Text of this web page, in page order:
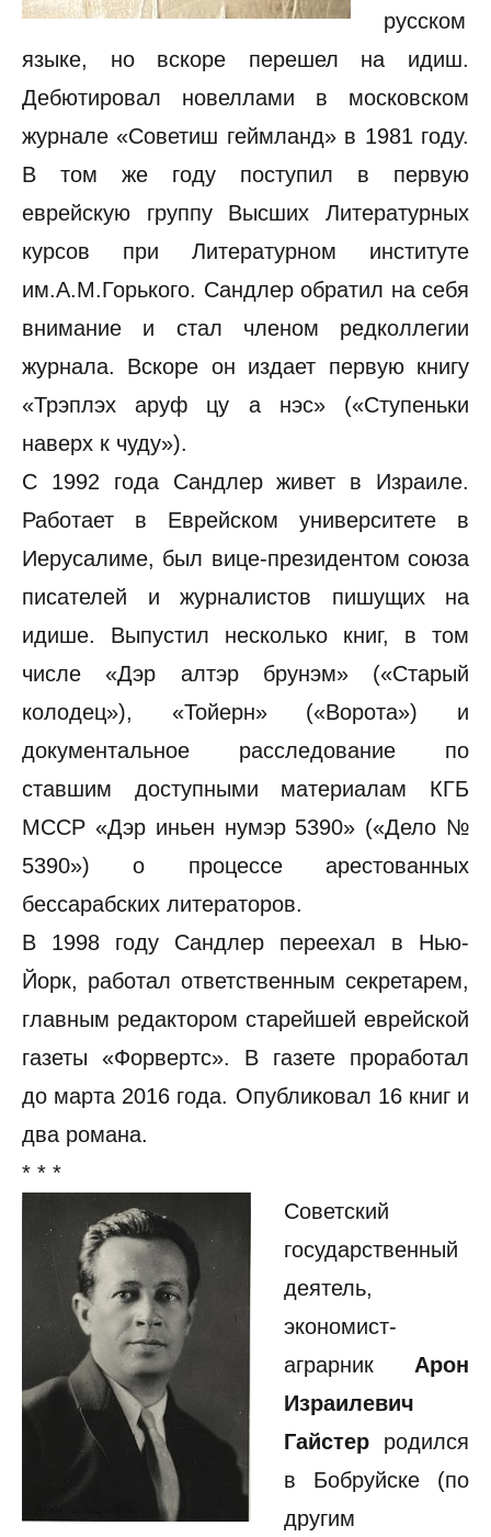
русском
языке, но вскоре перешел на идиш.
Дебютировал новеллами в московском
журнале «Советиш геймланд» в 1981 году.
В том же году поступил в первую
еврейскую группу Высших Литературных
курсов при Литературном институте
им.А.М.Горького. Сандлер обратил на себя
внимание и стал членом редколлегии
журнала. Вскоре он издает первую книгу
«Трэплэх аруф цу а нэс» («Ступеньки
наверх к чуду»).
С 1992 года Сандлер живет в Израиле.
Работает в Еврейском университете в
Иерусалиме, был вице-президентом союза
писателей и журналистов пишущих на
идише. Выпустил несколько книг, в том
числе «Дэр алтэр брунэм» («Старый
колодец»), «Тойерн» («Ворота») и
документальное расследование по
ставшим доступными материалам КГБ
МССР «Дэр иньен нумэр 5390» («Дело №
5390») о процессе арестованных
бессарабских литераторов.
В 1998 году Сандлер переехал в Нью-
Йорк, работал ответственным секретарем,
главным редактором старейшей еврейской
газеты «Форвертс». В газете проработал
до марта 2016 года. Опубликовал 16 книг и
два романа.
* * *
Советский
государственный
деятель,
экономист-
аграрник Арон
Израилевич
Гайстер родился
в Бобруйске (по
другим